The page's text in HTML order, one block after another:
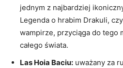
jednym z najbardziej
Legenda o hrabim Drakuli,
wampirze, przyciąga do tego
całego ​świata.
Las Hoia Baciu: uważany za